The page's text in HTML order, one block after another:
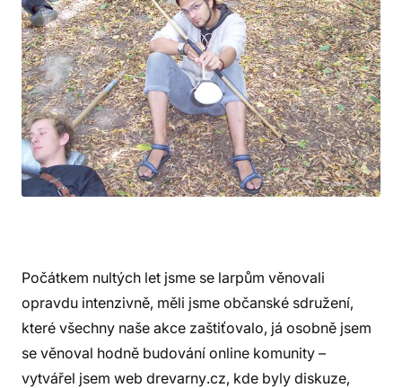
Počátkem nultých let jsme se larpům věnovali
opravdu intenzivně, měli jsme občanské sdružení,
které všechny naše akce zaštiťovalo, já osobně jsem
se věnoval hodně budování online komunity –
vytvářel jsem web drevarny.cz, kde byly diskuze,